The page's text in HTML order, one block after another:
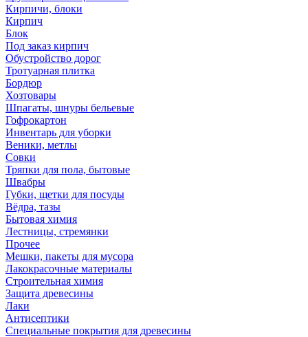
Кирпичи, блоки
Кирпич
Блок
Под заказ кирпич
Обустройство дорог
Тротуарная плитка
Бордюр
Хозтовары
Шпагаты, шнуры бельевые
Гофрокартон
Инвентарь для уборки
Веники, метлы
Совки
Тряпки для пола, бытовые
Швабры
Губки, щетки для посуды
Вёдра, тазы
Бытовая химия
Лестницы, стремянки
Прочее
Мешки, пакеты для мусора
Лакокрасочные материалы
Строительная химия
Защита древесины
Лаки
Антисептики
Специальные покрытия для древесины